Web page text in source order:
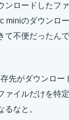
ンロードしたフ
miniのダウンロ
て不便だったん
先がダウンロー
ァイルだけを特
るなと。